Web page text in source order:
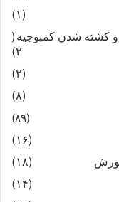
(۱)
و کشته شدن کمبوجیه (
۲)
(۲)
(۸)
(۸۹)
(۱۶)
(۱۸)
(۱۴)